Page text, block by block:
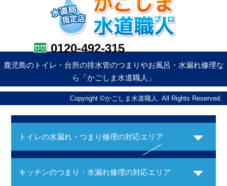
0120-492-315
鹿児島のトイレ・台所の排水管のつまりやお風呂・水漏れ修理な
ら「かごしま水道職人」
Copyright ©かごしま水道職人. All Rights Reserved.
トイレの水漏れ・つまり修理の対応エリア
キッチンのつまり・水漏れ修理の対応エリア